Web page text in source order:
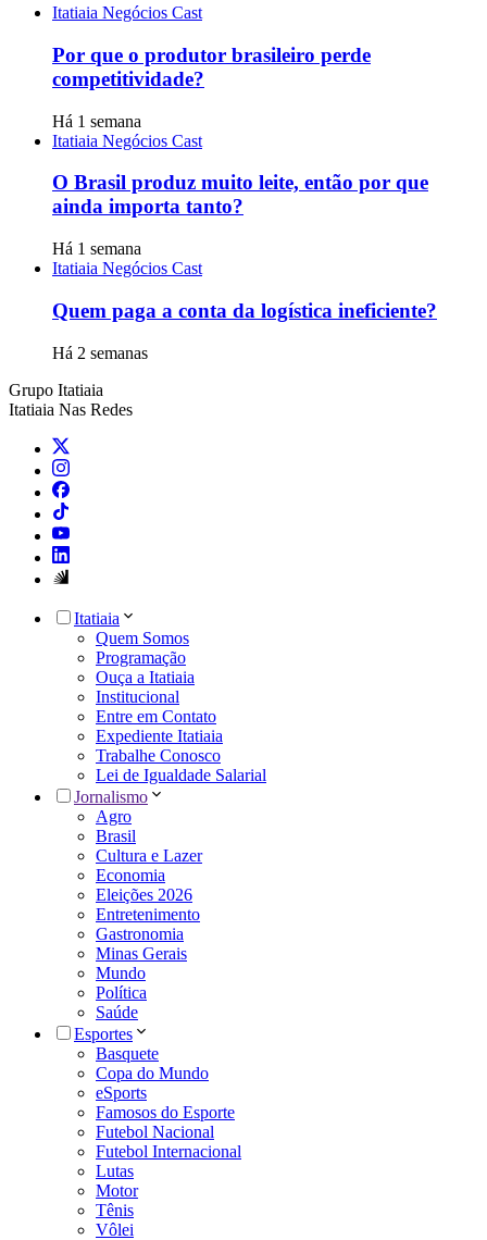
Itatiaia Negócios Cast
Por que o produtor brasileiro perde
competitividade?
Há 1 semana
Itatiaia Negócios Cast
O Brasil produz muito leite, então por que
ainda importa tanto?
Há 1 semana
Itatiaia Negócios Cast
Quem paga a conta da logística ineficiente?
Há 2 semanas
Grupo Itatiaia
Itatiaia Nas Redes
Itatiaia
Quem Somos
Programação
Ouça a Itatiaia
Institucional
Entre em Contato
Expediente Itatiaia
Trabalhe Conosco
Lei de Igualdade Salarial
Jornalismo
Agro
Brasil
Cultura e Lazer
Economia
Eleições 2026
Entretenimento
Gastronomia
Minas Gerais
Mundo
Política
Saúde
Esportes
Basquete
Copa do Mundo
eSports
Famosos do Esporte
Futebol Nacional
Futebol Internacional
Lutas
Motor
Tênis
Vôlei